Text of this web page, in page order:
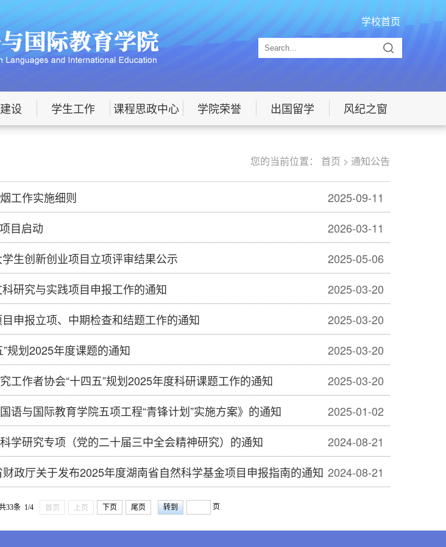
学校首页
设 学生工作 课程思政中心 学院荣誉 出国留学 风纪之窗
您的当前位置： 首页 > 通知公告
2025-09-11
工作实施细则
2026-03-11
目启动
2025-05-06
生创新创业项目立项评审结果公示
2025-03-20
研究与实践项目申报工作的通知
2025-03-20
申报立项、中期检查和结题工作的通知
2025-03-20
规划2025年度课题的通知
2025-03-20
工作者协会“十四五”规划2025年度科研课题工作的通知
2025-01-02
语与国际教育学院五项工程“青锋计划”实施方案》的通知
2024-08-21
学研究专项（党的二十届三中全会精神研究）的通知
2024-08-21
政厅关于发布2025年度湖南省自然科学基金项目申报指南的通知
33条 1/4 首页 上页 下页 尾页 页